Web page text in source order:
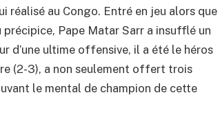
réalisé au Congo. Entré en jeu alors que
Pape Matar Sarr a insufflé un
d’une ultime offensive, il a été le héros
(2-3), a non seulement offert trois
le mental de champion de cette